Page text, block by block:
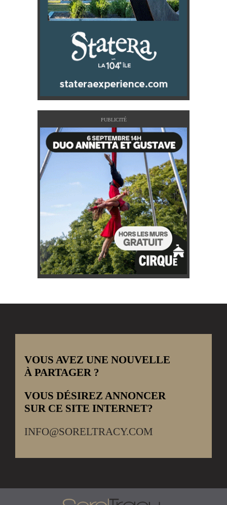
PUBLICITÉ
VOUS AVEZ UNE NOUVELLE
À PARTAGER ?
VOUS DÉSIREZ ANNONCER
SUR CE SITE INTERNET?
INFO@SORELTRACY.COM